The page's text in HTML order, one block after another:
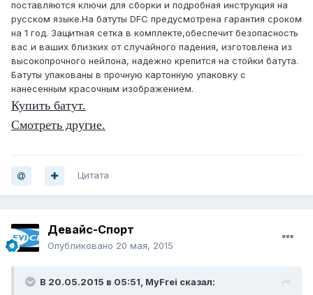
поставляются ключи для сборки и подробная инструкция на
русском языке.На батуты DFC предусмотрена гарантия сроком
на 1 год. Защитная сетка в комплекте,обеспечит безопасность
вас и ваших близких от случайного падения, изготовлена из
высокопрочного нейлона, надежно крепится на стойки батута.
Батуты упакованы в прочную картонную упаковку с
нанесенным красочным изображением.
Купить батут.
Смотреть другие.
Цитата
Девайс-Спорт
Опубликовано 20 мая, 2015
В 20.05.2015 в 05:51, MyFrei сказал: